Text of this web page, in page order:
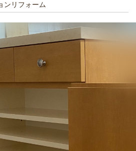
ンリフォーム